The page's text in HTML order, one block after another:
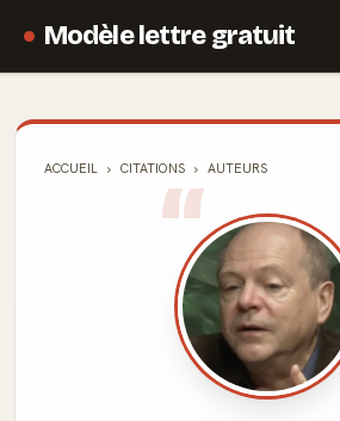
Modèle lettre gratuit
ACCUEIL CITATIONS AUTEURS